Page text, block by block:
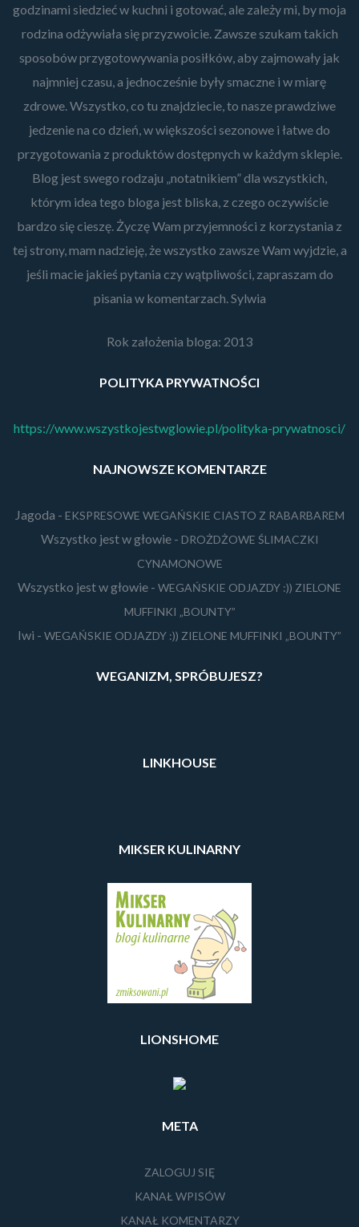
godzinami siedzieć w kuchni i gotować, ale zależy mi, by moja
rodzina odżywiała się przyzwoicie. Zawsze szukam takich
sposobów przygotowywania posiłków, aby zajmowały jak
najmniej czasu, a jednocześnie były smaczne i w miarę
zdrowe. Wszystko, co tu znajdziecie, to nasze prawdziwe
jedzenie na co dzień, w większości sezonowe i łatwe do
przygotowania z produktów dostępnych w każdym sklepie.
Blog jest swego rodzaju „notatnikiem” dla wszystkich,
którym idea tego bloga jest bliska, z czego oczywiście
bardzo się cieszę. Życzę Wam przyjemności z korzystania z
tej strony, mam nadzieję, że wszystko zawsze Wam wyjdzie, a
jeśli macie jakieś pytania czy wątpliwości, zapraszam do
pisania w komentarzach. Sylwia
Rok założenia bloga: 2013
POLITYKA PRYWATNOŚCI
https://www.wszystkojestwglowie.pl/polityka-prywatnosci/
NAJNOWSZE KOMENTARZE
Jagoda - EKSPRESOWE WEGAŃSKIE CIASTO Z RABARBAREM
Wszystko jest w głowie- DROŻDŻOWE ŚLIMACZKI
CYNAMONOWE
Wszystko jest w głowie - WEGAŃSKIE ODJAZDY :)) ZIELONE
MUFFINKI „BOUNTY”
Iwi - WEGAŃSKIE ODJAZDY :)) ZIELONE MUFFINKI „BOUNTY”
WEGANIZM, SPRÓBUJESZ?
LINKHOUSE
MIKSER KULINARNY
LIONSHOME
META
ZALOGUJ SIĘ
KANAŁ WPISÓW
KANAŁ KOMENTARZY